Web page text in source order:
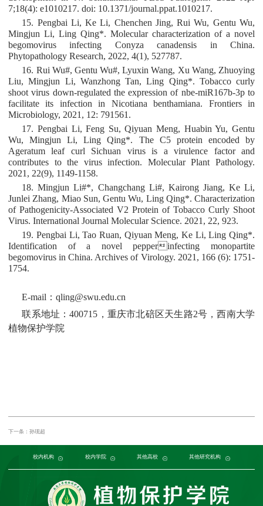
7;18(4): e1010217. doi: 10.1371/journal.ppat.1010217.
15. Pengbai Li, Ke Li, Chenchen Jing, Rui Wu, Gentu Wu,
Mingjun Li, Ling Qing*. Molecular characterization of a novel
begomovirus infecting Conyza canadensis in China.
Phytopathology Research, 2022, 4(1), 527787.
16. Rui Wu#, Gentu Wu#, Lyuxin Wang, Xu Wang, Zhuoying
Liu, Mingjun Li, Wanzhong Tan, Ling Qing*. Tobacco curly
shoot virus down-regulated the expression of nbe-miR167b-3p to
facilitate its infection in Nicotiana benthamiana. Frontiers in
Microbiology, 2021, 12: 791561.
17. Pengbai Li, Feng Su, Qiyuan Meng, Huabin Yu, Gentu
Wu, Mingjun Li, Ling Qing*. The C5 protein encoded by
Ageratum leaf curl Sichuan virus is a virulence factor and
contributes to the virus infection. Molecular Plant Pathology.
2021, 22(9), 1149-1158.
18. Mingjun Li#*, Changchang Li#, Kairong Jiang, Ke Li,
Junlei Zhang, Miao Sun, Gentu Wu, Ling Qing*. Characterization
of Pathogenicity-Associated V2 Protein of Tobacco Curly Shoot
Virus. International Journal Molecular Science. 2021, 22, 923.
19. Pengbai Li, Tao Ruan, Qiyuan Meng, Ke Li, Ling Qing*.
Identification of a novel pepperinfecting monopartite
begomovirus in China. Archives of Virology. 2021, 166 (6): 1751-
1754.
E-mail：qling@swu.edu.cn
联系地址：400715，重庆市北碚区天生路2号，西南大学
植物保护学院
下一条：孙现超
校内机构
党委组织部 党委宣传部 发展规划与学科建设部 人力资源部 本科生院 研究生院 科学技术发展研究院
校内学院
农学与生物科技学院 园艺园林学院 生命科学学院 生物技术学院 资源环境学院
其他高校
中国农业大学 浙江大学 西北农林科技大学 南京农业大学 华中农业大学 华南农业大学 山西农业大学
其他研究机构
中国农业科学院植物保护研究所 中国科学院植物研究所 中国科学院 中国农业科学院 重庆市农业科学院